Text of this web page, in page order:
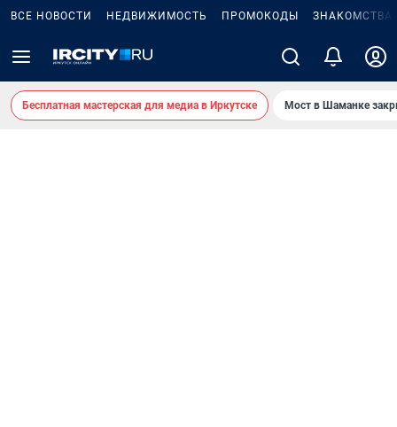
ВСЕ НОВОСТИ НЕДВИЖИМОСТЬ ПРОМОКОДЫ ЗНАКОМСТВА
Бесплатная мастерская для медиа в Иркутске Мост в Шаманке